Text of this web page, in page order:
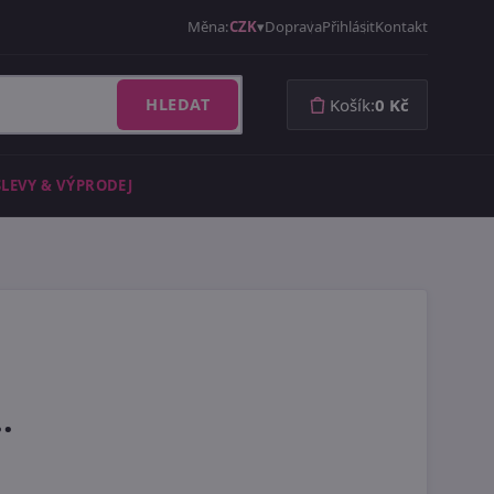
Měna:CZK DopravaPřihlásitKontakt
HLEDAT Košík:0 Kč
& VÝPRODEJ